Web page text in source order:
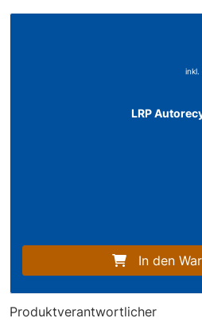
inkl.
LRP
In den
Produktverantwortlicher